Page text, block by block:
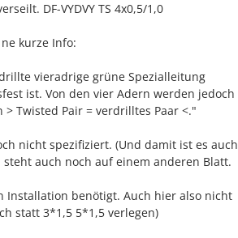
DF-VYDVY TS 4x0,5/1,0
kurze Info:
vieradrige grüne Spezialleitung
ist. Von den vier Adern werden jedoch
Twisted Pair = verdrilltes Paar <."
nicht spezifiziert. (Und damit ist es auch
auch noch auf einem anderen Blatt.
Installation benötigt. Auch hier also nicht
statt 3*1,5 5*1,5 verlegen)